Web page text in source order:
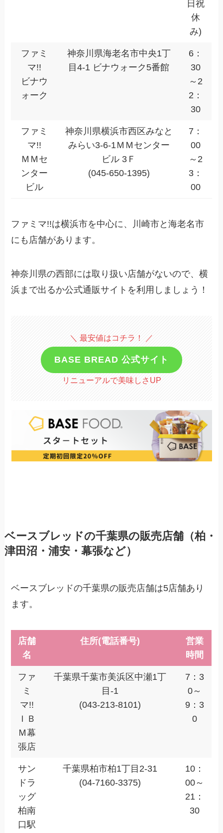
日祝
休
み)
ファミ
マ!!
ビナウ
ォーク
神奈川県海老名市中央1丁
目4-1 ビナウォーク5番館
6：
30
～2
2：
30
ファミ
マ!!
ＭＭセ
ンター
ビル
神奈川県横浜市西区みなと
みらい3-6-1ＭＭセンター
ビル 3Ｆ
(045-650-1395)
7：
00
～2
3：
00
ファミマ!!は横浜市を中心に、川崎市と海老名市
にも店舗があります。
神奈川県の西部には取り扱い店舗がないので、横
浜まで出るか公式通販サイトを利用しましょう！
＼ 最安値はコチラ！ ／
BASE BREAD 公式サイト
リニューアルで美味しさUP
ベースブレッドの千葉県の販売店舗（柏・
津田沼・浦安・幕張など）
ベースブレッドの千葉県の販売店舗は5店舗あり
ます。
店舗
名
住所(電話番号)
営業
時間
ファ
ミ
マ!!
ＩＢ
Ｍ幕
張店
千葉県千葉市美浜区中瀬1丁
目-1
(043-213-8101)
7：3
0～
9：3
0
サン
ドラ
ッグ
柏南
口駅
千葉県柏市柏1丁目2-31
(04-7160-3375)
10：
00～
21：
30